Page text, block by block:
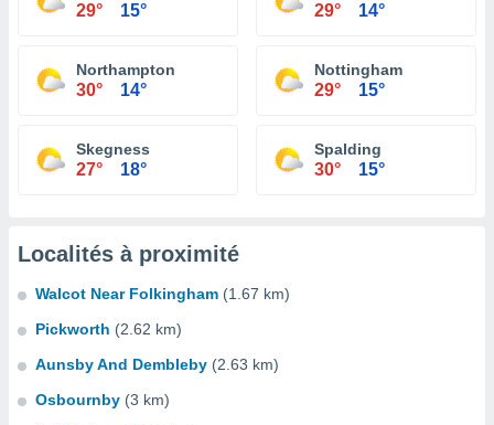
29° 15° 29° 14°
Northampton
30° 14°
Nottingham
29° 15°
Skegness
27° 18°
Spalding
30° 15°
Localités à proximité
Walcot Near Folkingham (1.67 km)
Pickworth (2.62 km)
Aunsby And Dembleby (2.63 km)
Osbournby (3 km)